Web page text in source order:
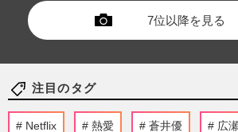
7位以降を見る
注目のタグ
Netflix 熱愛 蒼井優 広